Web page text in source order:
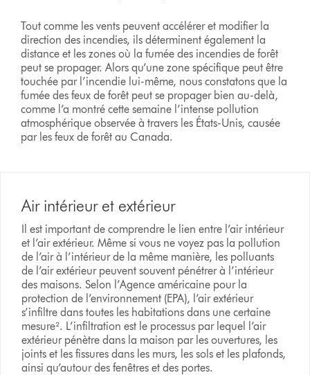
Tout comme les vents peuvent accélérer et modifier la
direction des incendies, ils déterminent également la
distance et les zones où la fumée des incendies de forêt
peut se propager. Alors qu’une zone spécifique peut être
touchée par l’incendie lui-même, nous constatons que la
fumée des feux de forêt peut se propager bien au-delà,
comme l’a montré cette semaine l’intense pollution
atmosphérique observée à travers les États-Unis, causée
par les feux de forêt au Canada.
Air intérieur et extérieur
Il est important de comprendre le lien entre l’air intérieur
et l’air extérieur. Même si vous ne voyez pas la pollution
de l’air à l’intérieur de la même manière, les polluants
de l’air extérieur peuvent souvent pénétrer à l’intérieur
des maisons. Selon l’Agence américaine pour la
protection de l’environnement (EPA), l’air extérieur
s’infiltre dans toutes les habitations dans une certaine
mesure². L’infiltration est le processus par lequel l’air
extérieur pénètre dans la maison par les ouvertures, les
joints et les fissures dans les murs, les sols et les plafonds,
ainsi qu’autour des fenêtres et des portes.